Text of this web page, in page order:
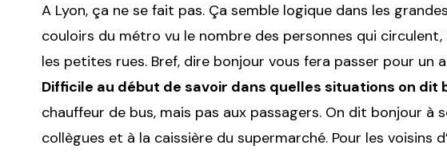
A Lyon, ça ne se fait pas. Ça semble logique dans les
couloirs du métro vu le nombre des personnes qui
les petites rues. Bref, dire bonjour vous fera passer pour un
Difficile au début de savoir dans quelles situations on dit
chauffeur de bus, mais pas aux passagers. On dit bonjour à
collègues et à la caissière du supermarché. Pour les voisins